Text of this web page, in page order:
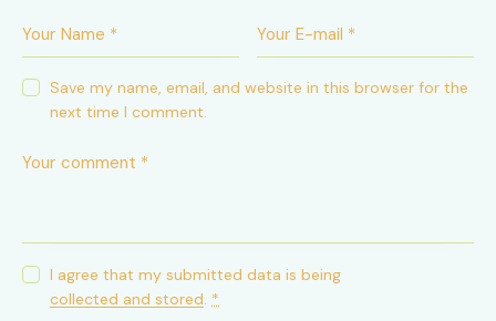
Save my name, email, and website in this browser for the
next time I comment.
I agree that my submitted data is being
collected and stored. *